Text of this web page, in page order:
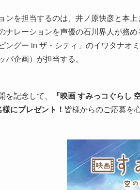
ンを担当するのは、井ノ原快彦と本
ナレーションを声優の石川界人が務め
ングー in ザ・シティ」のイワタナオ
パ企画）が担当する。
を記念して、 『映画 すみっコぐらし
様にプレゼント！ 皆様からのご応募を